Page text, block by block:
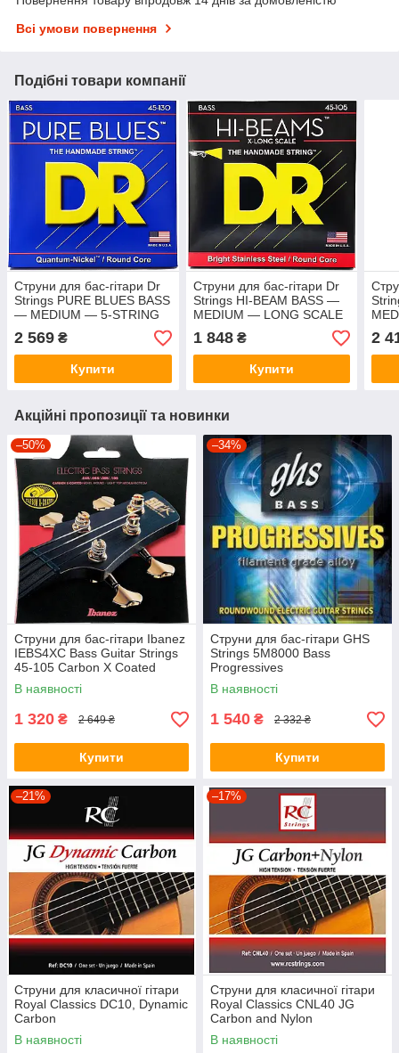
Всі умови повернення
Подібні товари компанії
Струни для бас-гітари Dr
Strings PURE BLUES BASS
— MEDIUM — 5-STRING
(45-130)
2 569 ₴
Купити
Струни для бас-гітари Dr
Strings HI-BEAM BASS —
MEDIUM — LONG SCALE
(45-105)
1 848₴
Купити
130)
2
Акційні пропозиції та новинки
–50%
Струни для бас-гітари Ibanez
IEBS4XC Bass Guitar Strings
45-105 Carbon X Coated
В наявності
1 320 ₴ 2 649 ₴
Купити
–34%
Струни для бас-гітари GHS
Strings 5M8000 Bass
Progressives
В наявності
1 540 ₴ 2 332 ₴
Купити
–21%
Струни для класичної гітари
Royal Classics DC10, Dynamic
Carbon
В наявності
–17%
Струни для класичної гітари
Royal Classics CNL40 JG
Carbon and Nylon
В наявності